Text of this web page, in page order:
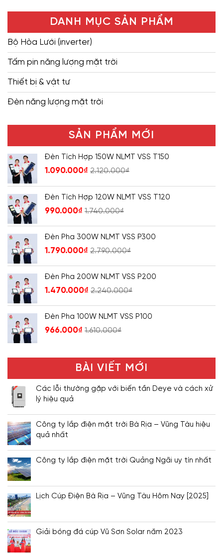
DANH MỤC SẢN PHẨM
Bộ Hòa Lưới (inverter)
Tấm pin năng lượng mặt trời
Thiết bị & vật tư
Đèn năng lượng mặt trời
SẢN PHẨM MỚI
Đèn Tích Hợp 150W NLMT VSS T150
1.090.000₫ 2.120.000₫
Đèn Tích Hợp 120W NLMT VSS T120
990.000₫ 1.740.000₫
Đèn Pha 300W NLMT VSS P300
1.790.000₫ 2.790.000₫
Đèn Pha 200W NLMT VSS P200
1.470.000₫ 2.240.000₫
Đèn Pha 100W NLMT VSS P100
966.000₫ 1.610.000₫
BÀI VIẾT MỚI
Các lỗi thường gặp với biến tần Deye và cách xử
lý hiệu quả
Công ty lắp điện mặt trời Bà Rịa – Vũng Tàu hiệu
quả nhất
Công ty lắp điện mặt trời Quảng Ngãi uy tín nhất
Lịch Cúp Điện Bà Rịa – Vũng Tàu Hôm Nay [2025]
Giải bóng đá cúp Vũ Sơn Solar năm 2023